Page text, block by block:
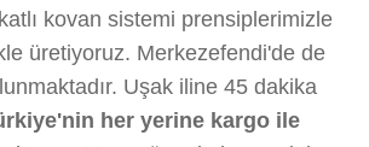
kovan sistemi prensiplerimizle
üretiyoruz. Merkezefendi'de de
Uşak iline 45 dakika
her yerine kargo ile